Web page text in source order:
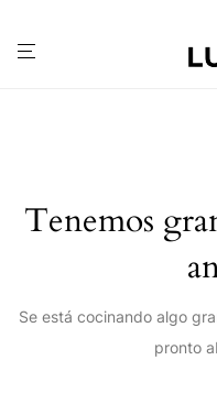
Tenemos
Se está cocinando algo
pronto